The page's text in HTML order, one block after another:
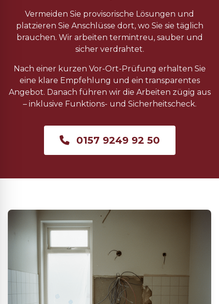
Vermeiden Sie provisorische Lösungen und
platzieren Sie Anschlüsse dort, wo Sie sie täglich
brauchen. Wir arbeiten termintreu, sauber und
sicher verdrahtet.
Nach einer kurzen Vor-Ort-Prüfung erhalten Sie
eine klare Empfehlung und ein transparentes
Angebot. Danach führen wir die Arbeiten zügig aus
– inklusive Funktions- und Sicherheitscheck.
0157 9249 92 50